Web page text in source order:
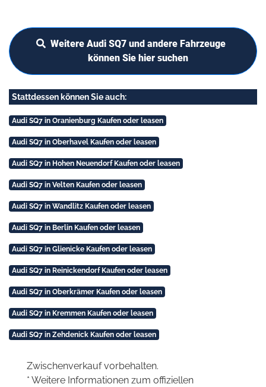
Weitere Audi SQ7 und andere Fahrzeuge
können Sie hier suchen
Stattdessen können Sie auch:
Audi SQ7 in Oranienburg Kaufen oder leasen
Audi SQ7 in Oberhavel Kaufen oder leasen
Audi SQ7 in Hohen Neuendorf Kaufen oder leasen
Audi SQ7 in Velten Kaufen oder leasen
Audi SQ7 in Wandlitz Kaufen oder leasen
Audi SQ7 in Berlin Kaufen oder leasen
Audi SQ7 in Glienicke Kaufen oder leasen
Audi SQ7 in Reinickendorf Kaufen oder leasen
Audi SQ7 in Oberkrämer Kaufen oder leasen
Audi SQ7 in Kremmen Kaufen oder leasen
Audi SQ7 in Zehdenick Kaufen oder leasen
Zwischenverkauf vorbehalten.
* Weitere Informationen zum offiziellen